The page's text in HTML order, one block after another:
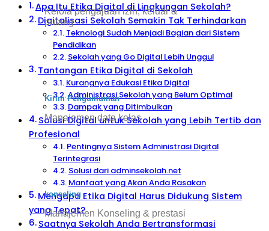
Kelola pengajuan izin, keluar &
pulang
Kirim Pengumuman
Manajemen data kelas
konseling
Manajemen Konseling & prestasi
Apa Itu Etika Digital di Lingkungan Sekolah?
Digitalisasi Sekolah Semakin Tak Terhindarkan
Teknologi Sudah Menjadi Bagian dari Sistem
Pendidikan
Sekolah yang Go Digital Lebih Unggul
Tantangan Etika Digital di Sekolah
Kurangnya Edukasi Etika Digital
Administrasi Sekolah yang Belum Optimal
Dampak yang Ditimbulkan
Solusi Digital untuk Sekolah yang Lebih Tertib dan
Profesional
Pentingnya Sistem Administrasi Digital
Terintegrasi
Solusi dari adminsekolah.net
Manfaat yang Akan Anda Rasakan
Mengapa Etika Digital Harus Didukung Sistem
yang Tepat?
Saatnya Sekolah Anda Bertransformasi